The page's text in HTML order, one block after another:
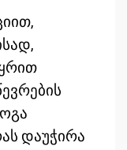
დაუჭირა